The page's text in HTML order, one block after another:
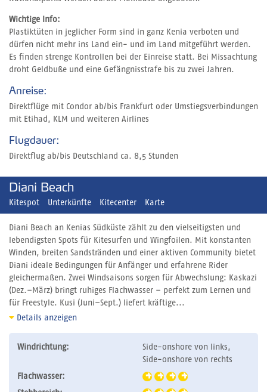
Wichtige Info:
Plastiktüten in jeglicher Form sind in ganz Kenia verboten und
dürfen nicht mehr ins Land ein- und im Land mitgeführt werden.
Es finden strenge Kontrollen bei der Einreise statt. Bei Missachtung
droht Geldbuße und eine Gefängnisstrafe bis zu zwei Jahren.
Anreise:
Direktflüge mit Condor ab/bis Frankfurt oder Umstiegsverbindungen
mit Etihad, KLM und weiteren Airlines
Flugdauer:
Direktflug ab/bis Deutschland ca. 8,5 Stunden
Diani Beach
Kitespot Unterkünfte Kitecenter Karte
Diani Beach an Kenias Südküste zählt zu den vielseitigsten und
lebendigsten Spots für Kitesurfen und Wingfoilen. Mit konstanten
Winden, breiten Sandstränden und einer aktiven Community bietet
Diani ideale Bedingungen für Anfänger und erfahrene Rider
gleichermaßen. Zwei Windsaisons sorgen für Abwechslung: Kaskazi
(Dez.–März) bringt ruhiges Flachwasser – perfekt zum Lernen und
für Freestyle. Kusi (Juni–Sept.) liefert kräftige...
Details anzeigen
Windrichtung:
Side-onshore von links,
Side-onshore von rechts
Flachwasser: